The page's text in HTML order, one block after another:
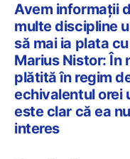
Avem informații
multe discipline
să mai ia plata
Marius Nistor: În
plătită în regim
echivalentul orei
este clar că ea
interes